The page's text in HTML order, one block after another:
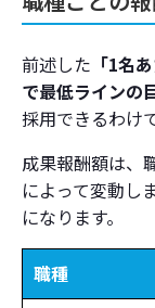
前述した 「1名
で最低ラインの
採用できるわけ
成果報酬額は、
によって変動し
になります。
職種